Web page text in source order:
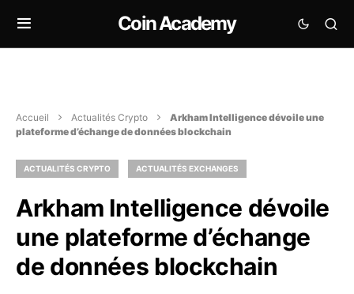
Coin Academy
Accueil Actualités Crypto
Arkham Intelligence dévoile une
plateforme d’échange de données blockchain
ACTUALITÉS CRYPTO ACTUALITÉS EXCHANGES
Arkham Intelligence dévoile
une plateforme d’échange
de données blockchain